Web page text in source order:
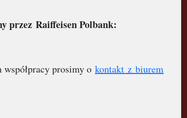
przez Raiffeisen Polbank:
współpracy prosimy o kontakt z biurem